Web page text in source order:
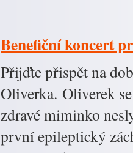
Benefiční koncert
Přijďte přispět na
Oliverka. Oliverek
zdravé miminko
první epileptický